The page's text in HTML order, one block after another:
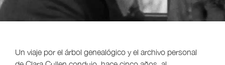
Un viaje por el árbol genealógico y el archivo personal